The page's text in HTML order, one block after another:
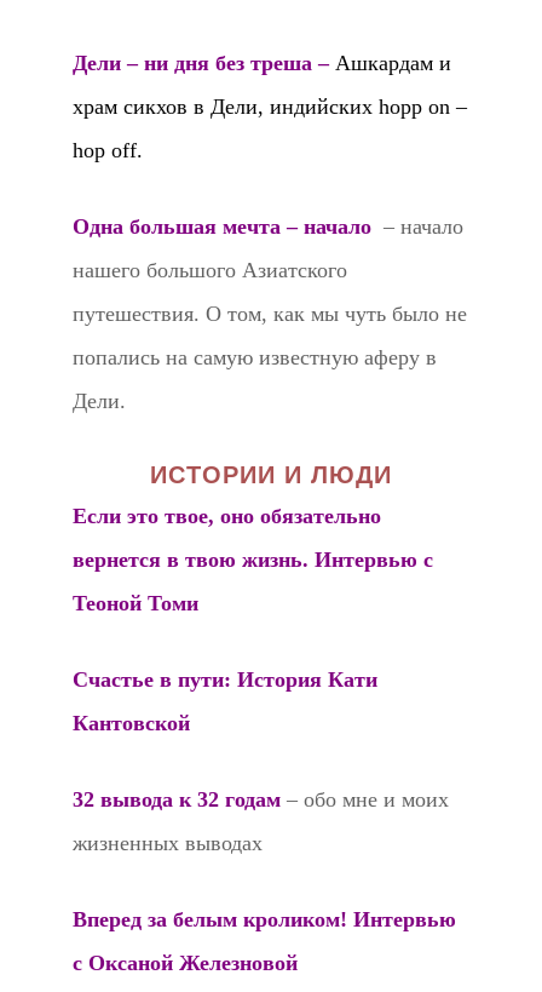
Дели – ни дня без треша –Ашкардам и
храм сикхов в Дели, индийских hopp on –
hop off.
Одна большая мечта – начало – начало
нашего большого Азиатского
путешествия. О том, как мы чуть было не
попались на самую известную аферу в
Дели.
ИСТОРИИ И ЛЮДИ
Если это твое, оно обязательно
вернется в твою жизнь. Интервью с
Теоной Томи
Счастье в пути: История Кати
Кантовской
32 вывода к 32 годам – обо мне и моих
жизненных выводах
Вперед за белым кроликом! Интервью
с Оксаной Железновой